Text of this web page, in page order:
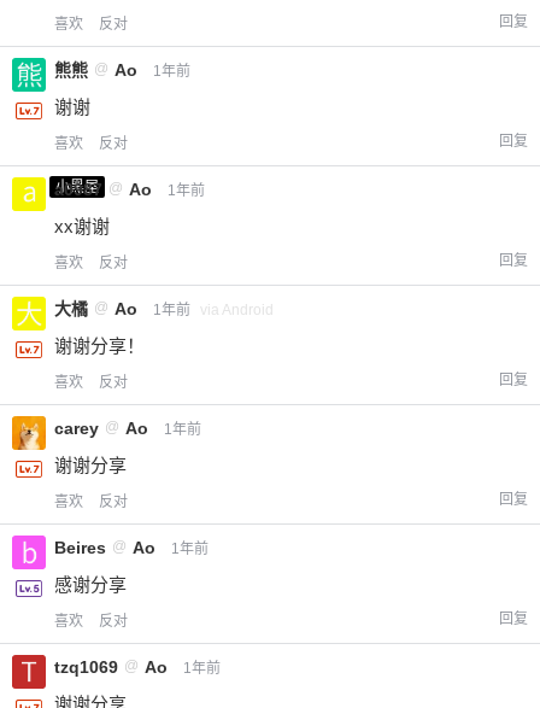
喜欢 反对 回复
熊熊 @ Ao 1年前
谢谢
喜欢 反对 回复
小黑屋
a0987 @ Ao 1年前
xx谢谢
喜欢 反对 回复
大橘 @ Ao 1年前 via Android
谢谢分享！
喜欢 反对 回复
carey @ Ao 1年前
谢谢分享
喜欢 反对 回复
Beires @ Ao 1年前
感谢分享
喜欢 反对 回复
tzq1069 @ Ao 1年前